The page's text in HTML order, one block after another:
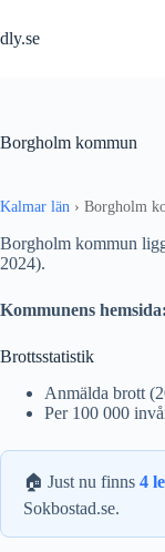
till
innehåll
dly.se
Borgholm kommun
Kalmar län › Borgholm
Borgholm kommun
2024).
Kommunens hemsida:
Brottsstatistik
Anmälda brott
Per 100 000
🏠 Just nu finns 4
Sokbostad.se.